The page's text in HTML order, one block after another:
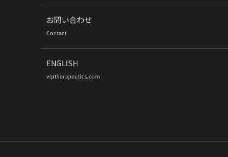
お問い合わせ
Contact
ENGLISH
vlptherapeutics.com